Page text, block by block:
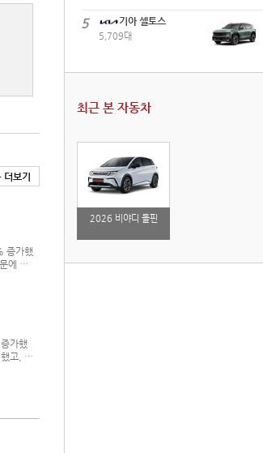
더보기
증가했
에 가
다. 전
가했
고, 한
기 >
5 기아 셀토스
5,709대
최근 본 자동차
2026 비야디 돌핀